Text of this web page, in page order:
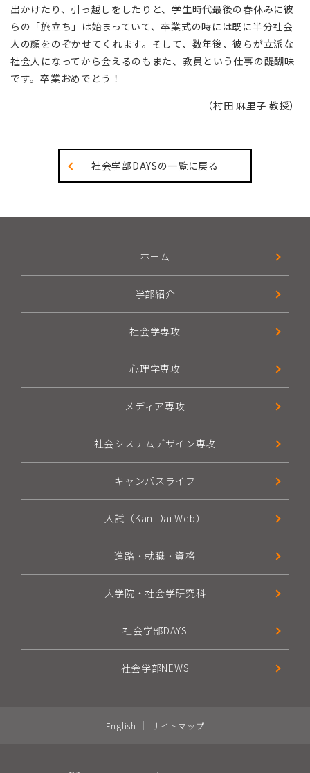
出かけたり、引っ越しをしたりと、学生時代最後の春休みに彼
らの「旅立ち」は始まっていて、卒業式の時には既に半分社会
人の顔をのぞかせてくれます。そして、数年後、彼らが立派な
社会人になってから会えるのもまた、教員という仕事の醍醐味
です。卒業おめでとう！
（村田 麻里子 教授）
社会学部DAYSの一覧に戻る
ホーム
学部紹介
社会学専攻
心理学専攻
メディア専攻
社会システムデザイン専攻
キャンパスライフ
入試（Kan-Dai Web）
進路・就職・資格
大学院・社会学研究科
社会学部DAYS
社会学部NEWS
English サイトマップ